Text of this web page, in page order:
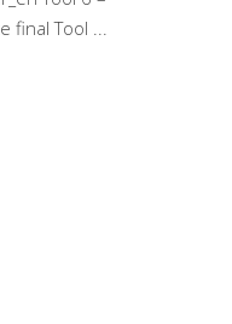
final Tool